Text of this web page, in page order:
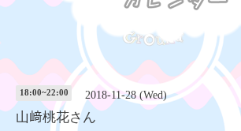
18:00~22:00 2018-11-28 (Wed)
山﨑桃花さん